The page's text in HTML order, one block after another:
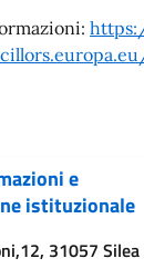
e
istituzionale
31057 Silea